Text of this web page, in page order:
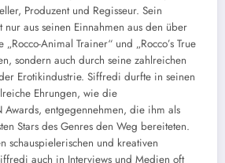
Produzent und Regisseur. Sein
nur aus seinen Einnahmen aus den über
Animal Trainer“ und „Rocco’s True
sondern auch durch seine zahlreichen
Erotikindustrie. Siffredi durfte in seinen
Ehrungen, wie die
Awards, entgegennehmen, die ihm als
Stars des Genres den Weg bereiteten.
schauspielerischen und kreativen
auch in Interviews und Medien oft